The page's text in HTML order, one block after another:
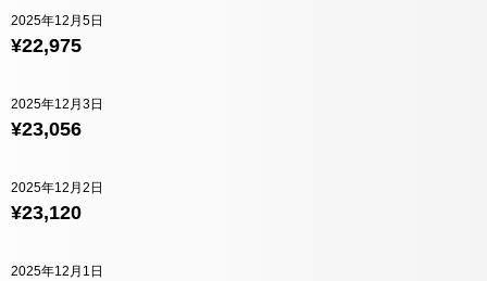
¥22,975
2025年12月5日
¥23,056
2025年12月3日
¥23,120
2025年12月2日
2025年12月1日